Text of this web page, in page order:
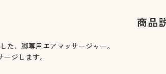
商品
た、脚専用エアマッサージャー。
ジします。